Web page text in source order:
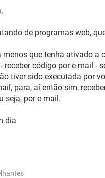
de programas web,
menos que tenha ativado
receber código por e-mail -
tiver sido executada por
para, aí então sim,
seja, por e-mail.
dia